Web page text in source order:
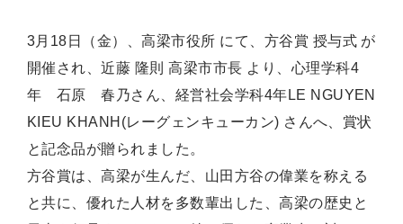
3月18日（金）、高梁市役所 にて、方谷賞 授与式 が
開催され、近藤 隆則 高梁市市長 より、心理学科4
年 石原 春乃さん、経営社会学科4年LE NGUYEN
KIEU KHANH(レーグェンキューカン) さんへ、賞状
と記念品が贈られました。
方谷賞は、高梁が生んだ、山田方谷の偉業を称える
と共に、優れた人材を多数輩出した、高梁の歴史と